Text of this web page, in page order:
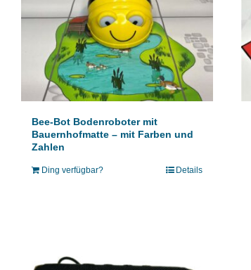
Bee-Bot Bodenroboter mit
Bauernhofmatte – mit Farben und
Zahlen
Ding verfügbar? Details